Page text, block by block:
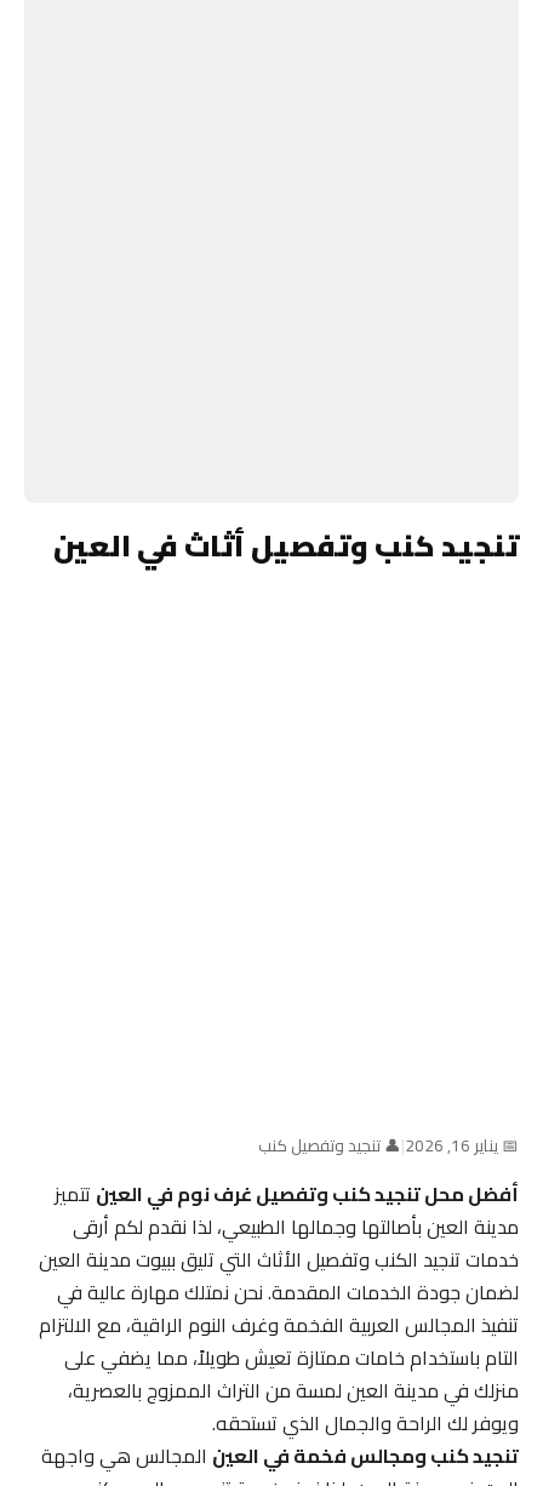
تنجيد كنب وتفصيل أثاث في العين
📅 يناير 16, 2026 |👤 تنجيد وتفصيل كنب
أفضل محل تنجيد كنب وتفصيل غرف نوم في العينتتميز
مدينة العين بأصالتها وجمالها الطبيعي، لذا نقدم لكم أرقى
خدمات تنجيد الكنب وتفصيل الأثاث التي تليق ببيوت مدينة العين
لضمان جودة الخدمات المقدمة. نحن نمتلك مهارة عالية في
تنفيذ المجالس العربية الفخمة وغرف النوم الراقية، مع الالتزام
التام باستخدام خامات ممتازة تعيش طويلاً، مما يضفي على
منزلك في مدينة العين لمسة من التراث الممزوج بالعصرية،
ويوفر لك الراحة والجمال الذي تستحقه.
تنجيد كنب ومجالس فخمة في العينالمجالس هي واجهة